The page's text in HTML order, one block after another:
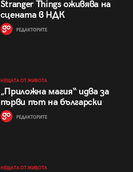
Stranger Things оживява на
сцената в НДК
РЕДАКТОРИТЕ
НЕЩАТА ОТ ЖИВОТА
„Приложна магия“ идва за
първи път на български
РЕДАКТОРИТЕ
НЕЩАТА ОТ ЖИВОТА